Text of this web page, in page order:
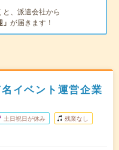
と、派遣会社から
が届きます！
イベント運営企業
土日祝日が休み 残業なし